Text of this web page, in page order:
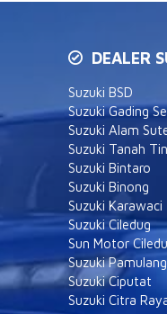
DEALER
Suzuki BSD
Suzuki Gading
Suzuki Alam
Suzuki Tanah
Suzuki Bintaro
Suzuki Binong
Suzuki Karawaci
Suzuki Ciledug
Sun Motor
Suzuki Pamulang
Suzuki Ciputat
Suzuki Citra